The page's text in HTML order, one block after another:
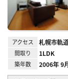
アクセス 札幌市軌
間取り 1LDK
築年数 2006年 9